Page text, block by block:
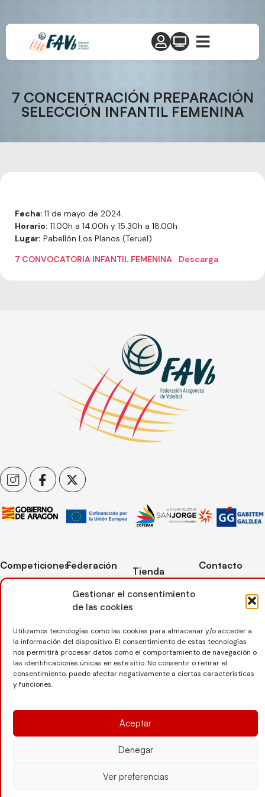
Gestionar el consentimiento
de las cookies
Utilizamos tecnologías como las cookies para almacenar y/o acceder a
la información del dispositivo. El consentimiento de estas tecnologías
nos permitirá procesar datos como el comportamiento de navegación o
las identificaciones únicas en este sitio. No consentir o retirar el
consentimiento, puede afectar negativamente a ciertas características
y funciones.
Aceptar
Denegar
Ver preferencias
7 CONCENTRACIÓN PREPARACIÓN
SELECCIÓN INFANTIL FEMENINA
Fecha: 11 de mayo de 2024.
Horario: 11.00h a 14.00h y 15.30h a 18.00h
Lugar: Pabellón Los Planos (Teruel)
7 CONVOCATORIA INFANTIL FEMENINA
Descarga
Competiciones
Competiciones
Playa
Competiciones
Nieve
Federación
Transparencia
Entrenadores
Seguro
deportivo
Tienda
Mi cuenta
Lista deseos
Pasarela pago
Devoluciones
Contacto
50-54,
50003,
976 73 08 41
Copyright © 2025 Federación Aragonesa de Voleibol |
Desarrollado porTOOOLS
Protección de datosDeclaración de Accesibilidad